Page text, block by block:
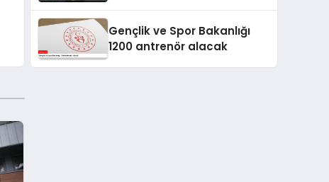
Gençlik ve Spor Bakanlığı
1200 antrenör alacak